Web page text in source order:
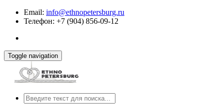
Email: info@ethnopetersburg.ru
Телефон: +7 (904) 856-09-12
Toggle navigation